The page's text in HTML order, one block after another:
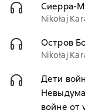
Сиерра-
Nikołaj
Остров
Nikołaj
Дети
войне от